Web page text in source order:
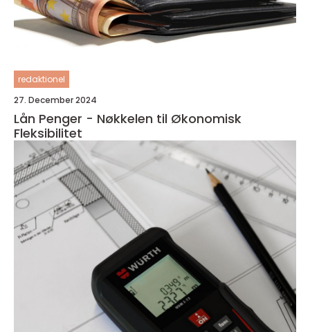
redaktionel
27. December 2024
Lån Penger - Nøkkelen til Økonomisk
Fleksibilitet